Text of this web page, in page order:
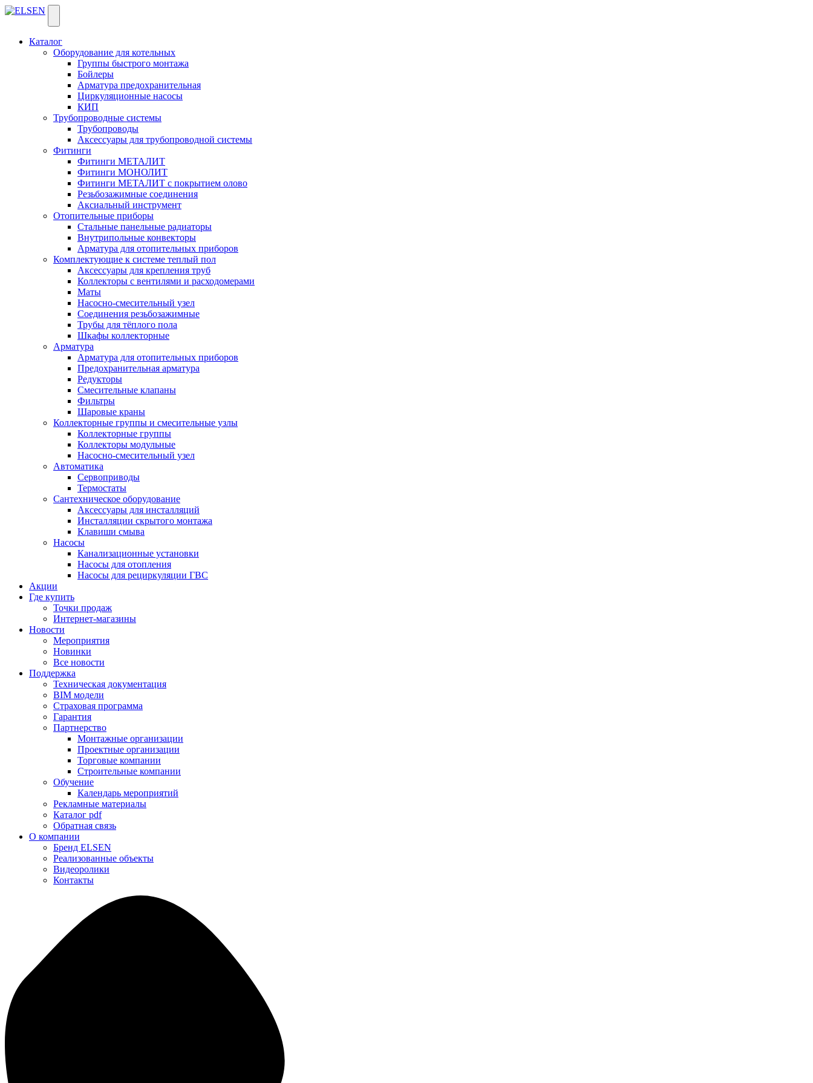
Каталог
Оборудование для котельных
Группы быстрого монтажа
Бойлеры
Арматура предохранительная
Циркуляционные насосы
КИП
Трубопроводные системы
Трубопроводы
Аксессуары для трубопроводной системы
Фитинги
Фитинги МЕТАЛИТ
Фитинги МОНОЛИТ
Фитинги МЕТАЛИТ с покрытием олово
Резьбозажимные соединения
Аксиальный инструмент
Отопительные приборы
Стальные панельные радиаторы
Внутрипольные конвекторы
Арматура для отопительных приборов
Комплектующие к системе теплый пол
Аксессуары для крепления труб
Коллекторы с вентилями и расходомерами
Маты
Насосно-смесительный узел
Соединения резьбозажимные
Трубы для тёплого пола
Шкафы коллекторные
Арматура
Арматура для отопительных приборов
Предохранительная арматура
Редукторы
Смесительные клапаны
Фильтры
Шаровые краны
Коллекторные группы и смесительные узлы
Коллекторные группы
Коллекторы модульные
Насосно-смесительный узел
Автоматика
Сервоприводы
Термостаты
Сантехническое оборудование
Аксессуары для инсталляций
Инсталляции скрытого монтажа
Клавиши смыва
Насосы
Канализационные установки
Насосы для отопления
Насосы для рециркуляции ГВС
Акции
Где купить
Точки продаж
Интернет-магазины
Новости
Мероприятия
Новинки
Все новости
Поддержка
Техническая документация
BIM модели
Страховая программа
Гарантия
Партнерство
Монтажные организации
Проектные организации
Торговые компании
Строительные компании
Обучение
Календарь мероприятий
Рекламные материалы
Каталог pdf
Обратная связь
О компании
Бренд ELSEN
Реализованные объекты
Видеоролики
Контакты